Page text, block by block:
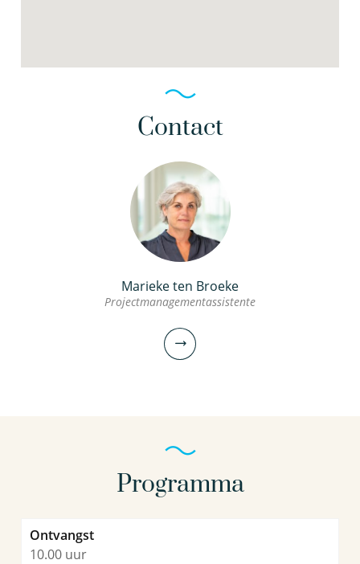
Contact
Marieke ten Broeke
Projectmanagementassistente
Programma
Ontvangst
10.00 uur